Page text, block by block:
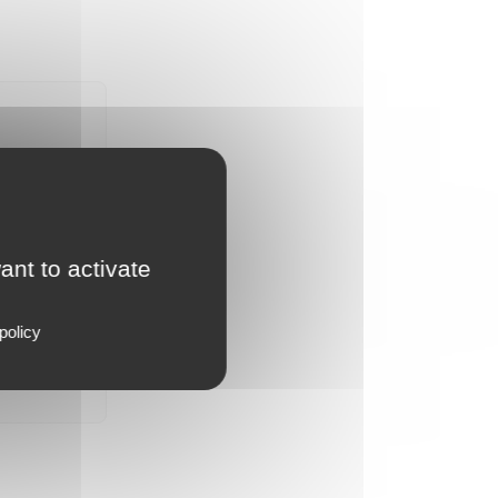
pour
to activate